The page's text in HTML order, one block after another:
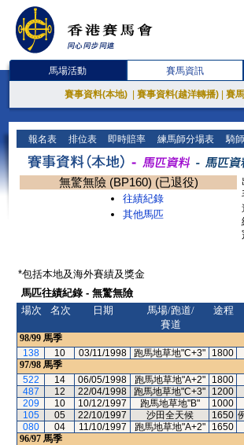
馬場活動 賽馬資訊
賽事資料(本地) 賽事資料(越洋轉播) 賽
報名表 排位表 即時賠率 練馬師分場表 騎
無驚無險 (BP160) (已退役)
往績紀錄
其他馬匹
*包括本地及海外賽績及獎金
馬匹往績紀錄 - 無驚無險
場次
名次 日期
馬場/跑道/
賽道
途程
98/99 馬季
138
10 03/11/1998 跑馬地草地"C+3" 1800
97/98 馬季
522
14 06/05/1998 跑馬地草地"A+2" 1800
487
12 22/04/1998 跑馬地草地"C+3" 1200
209
10 10/12/1997 跑馬地草地"B" 1000
105
05 22/10/1997 沙田全天候 1650
080
04 11/10/1997 跑馬地草地"A+2" 1650
96/97 馬季